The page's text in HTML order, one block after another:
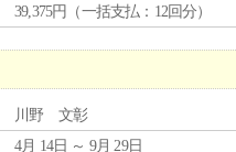
39,375円（一括支払：12回分）
川野 文彰
4月 14日 ～ 9月 29日